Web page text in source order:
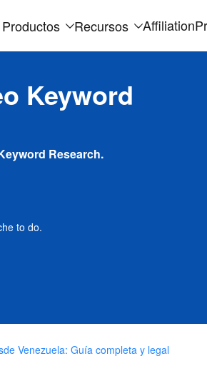
Productos Recursos Affiliation
Keyword
Research.
to do.
Venezuela: Guía completa y legal